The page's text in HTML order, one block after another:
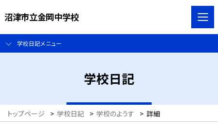
沼津市立金岡中学校
学校日記メニュー
学校日記
トップページ > 学校日記 > 学校のようす > 詳細